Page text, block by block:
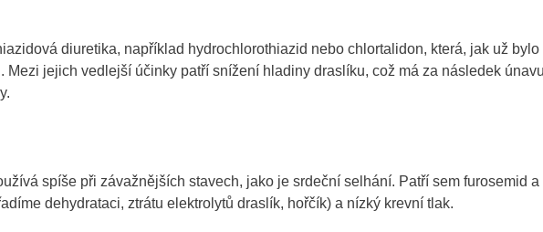
diuretika, například hydrochlorothiazid nebo chlortalidon, která, jak už bylo
Mezi jejich vedlejší účinky patří snížení hladiny draslíku, což má za následek
spíše při závažnějších stavech, jako je srdeční selhání. Patří sem furosemid a
dehydrataci, ztrátu elektrolytů draslík, hořčík) a nízký krevní tlak.